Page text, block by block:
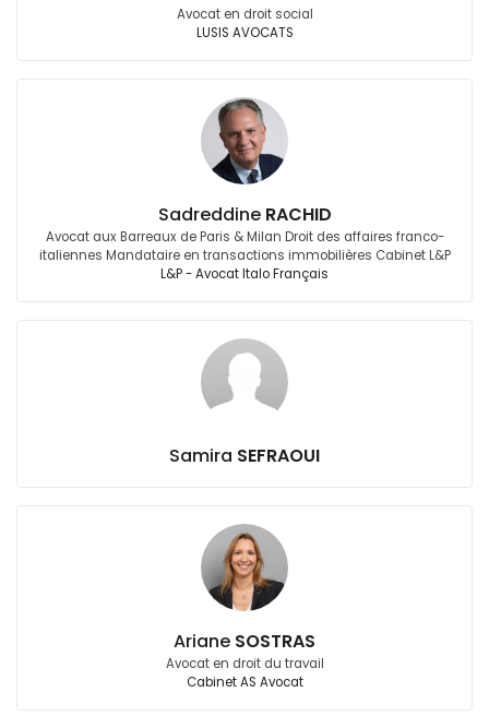
Avocat en droit social
LUSIS AVOCATS
Sadreddine RACHID
Avocat aux Barreaux de Paris & Milan Droit des affaires franco-
italiennes Mandataire en transactions immobilières Cabinet L&P
L&P - Avocat Italo Français
Samira SEFRAOUI
Ariane SOSTRAS
Avocat en droit du travail
Cabinet AS Avocat